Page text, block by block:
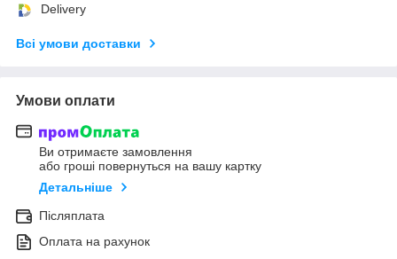
Delivery
Всі умови доставки
Умови оплати
Ви отримаєте замовлення
або гроші повернуться на вашу картку
Детальніше
Післяплата
Оплата на рахунок